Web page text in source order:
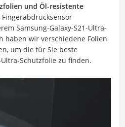
und Öl-resistente
Samsung-Galaxy-S21-Ultra-
haben wir verschiedene Folien
um die für Sie beste
Ultra-Schutzfolie zu finden.